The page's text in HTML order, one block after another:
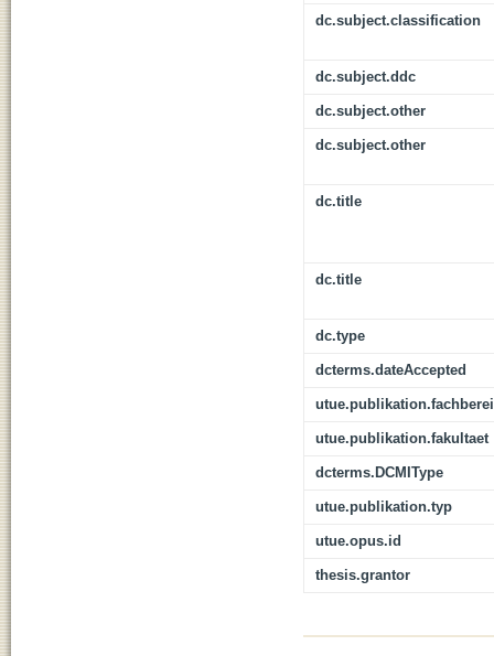
dc.subject.classification
dc.subject.ddc
dc.subject.other
dc.subject.other
dc.title
dc.title
dc.type
dcterms.dateAccepted
utue.publikation.fakultaet
dcterms.DCMIType
utue.publikation.typ
utue.opus.id
thesis.grantor